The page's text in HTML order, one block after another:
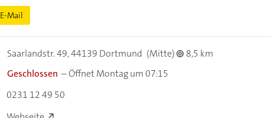
E-Mail
Saarlandstr. 49,44139 Dortmund (Mitte)
8,5 km
Geschlossen –Öffnet Montag um 07:15
0231 12 49 50